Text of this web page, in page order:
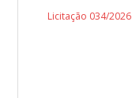
Licitação 034/2026